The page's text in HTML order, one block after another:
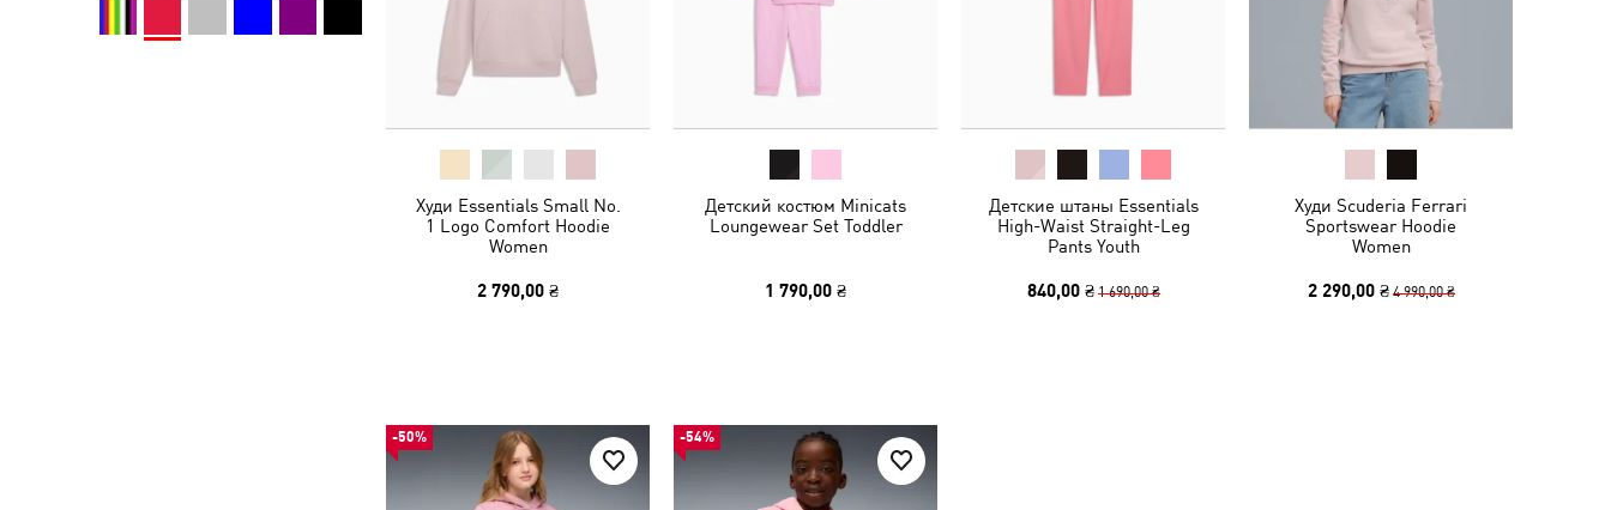
Худи Essentials Small No.
1 Logo Comfort Hoodie
Women
2 790,00 ₴
Детский костюм Minicats
Loungewear Set Toddler
1 790,00 ₴
Детские штаны Essentials
High-Waist Straight-Leg
Pants Youth
840,00 ₴ 1 690,00 ₴
Худи Scuderia Ferrari
Sportswear Hoodie
Women
2 290,00 ₴ 4 990,00 ₴
-50% -54%